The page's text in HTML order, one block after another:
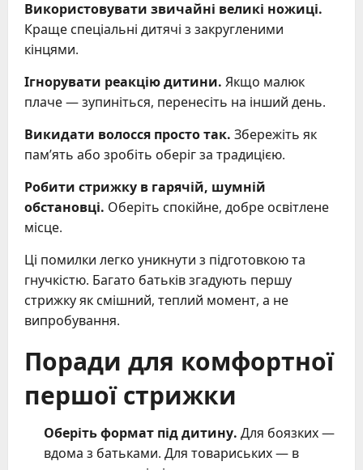
Використовувати звичайні великі ножиці.
Краще спеціальні дитячі з закругленими
кінцями.
Ігнорувати реакцію дитини. Якщо малюк
плаче — зупиніться, перенесіть на інший день.
Викидати волосся просто так. Збережіть як
пам’ять або зробіть оберіг за традицією.
Робити стрижку в гарячій, шумній
обстановці. Оберіть спокійне, добре освітлене
місце.
Ці помилки легко уникнути з підготовкою та
гнучкістю. Багато батьків згадують першу
стрижку як смішний, теплий момент, а не
випробування.
Поради для комфортної
першої стрижки
Оберіть формат під дитину. Для боязких —
вдома з батьками. Для товариських — в